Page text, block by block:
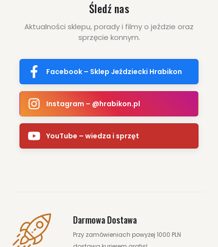
Śledź nas
Aktualności sklepu, porady i filmy o jeździe oraz
sprzęcie konnym.
Facebook – Sklep Jeździecki Hrabikon
Instagram – @hrabikon.pl
YouTube – wiedza i sprzęt
Darmowa Dostawa
Przy zamówieniach powyżej 1000 PLN